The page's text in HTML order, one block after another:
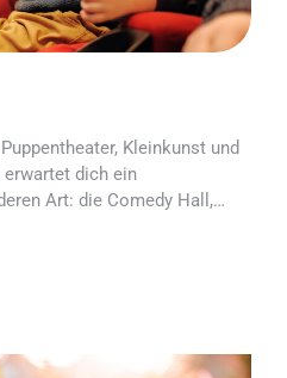
Kleinkunst und
dich ein
Art: die Comedy Hall,…